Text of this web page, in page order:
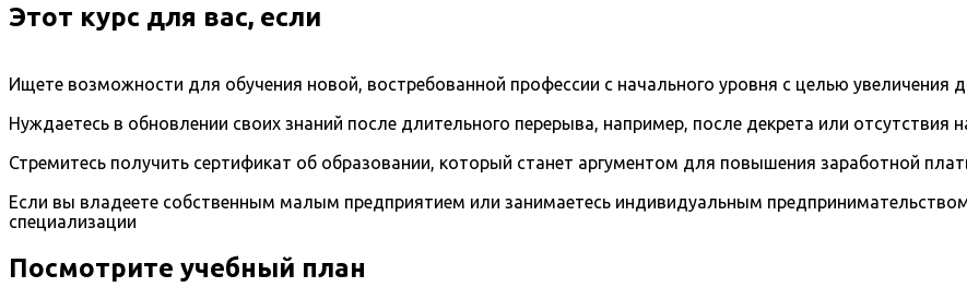
Этот курс для вас, если
Ищете возможности для обучения новой, востребованной профессии с начального уровня с целью увеличения
Нуждаетесь в обновлении своих знаний после длительного перерыва, например, после декрета или отсутствия
Стремитесь получить сертификат об образовании, который станет аргументом для повышения заработной
Если вы владеете собственным малым предприятием или занимаетесь индивидуальным
специализации
Посмотрите учебный план